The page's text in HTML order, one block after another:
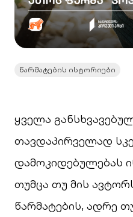
წარმატების ისტორიები
ყველა
თავდაპირველად
დამოკიდებულებას
თუმცა თუ მის
წარმატების, ადრე